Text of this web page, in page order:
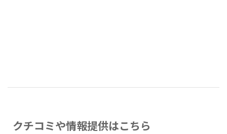
クチコミや情報提供はこちら